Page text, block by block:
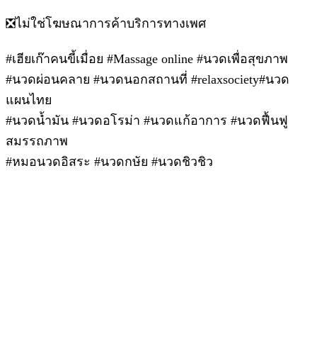
❎ไม่ใช่โฆษณาการค้าบริการทางเพศ
#เฮียเก๊าคนขี้เมื่อย #Massage online #นวดเพื่อสุขภาพ
#นวดผ่อนคลาย #นวดนอกสถานที่ #relaxsociety#นวด
แผนไทย
#นวดน้ำมัน #นวดอโรม่า #นวดแก้อาการ #นวดฟื้นฟู
สมรรถภาพ
#หมอนวดอิสระ #นวดกษัย #นวดชิวชิว